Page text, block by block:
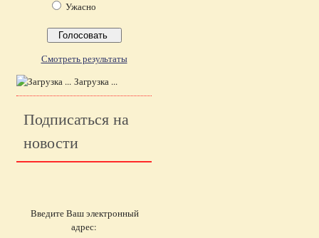
Ужасно
Смотреть результаты
Загрузка ...
Подписаться на
новости
Введите Ваш электронный
адрес: